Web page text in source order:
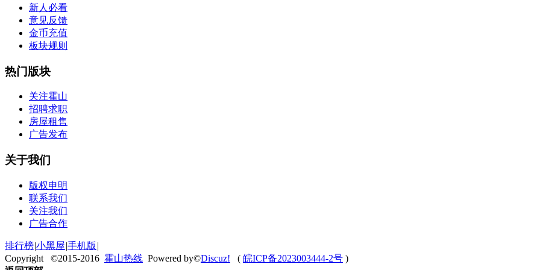
新人必看
意见反馈
金币充值
板块规则
热门版块
关注霍山
招聘求职
房屋租售
广告发布
关于我们
版权申明
联系我们
关注我们
广告合作
排行榜|小黑屋|手机版 |
Copyright ©2015-2016 霍山热线 Powered by©Discuz! ( 皖ICP备2023003444-2号 )